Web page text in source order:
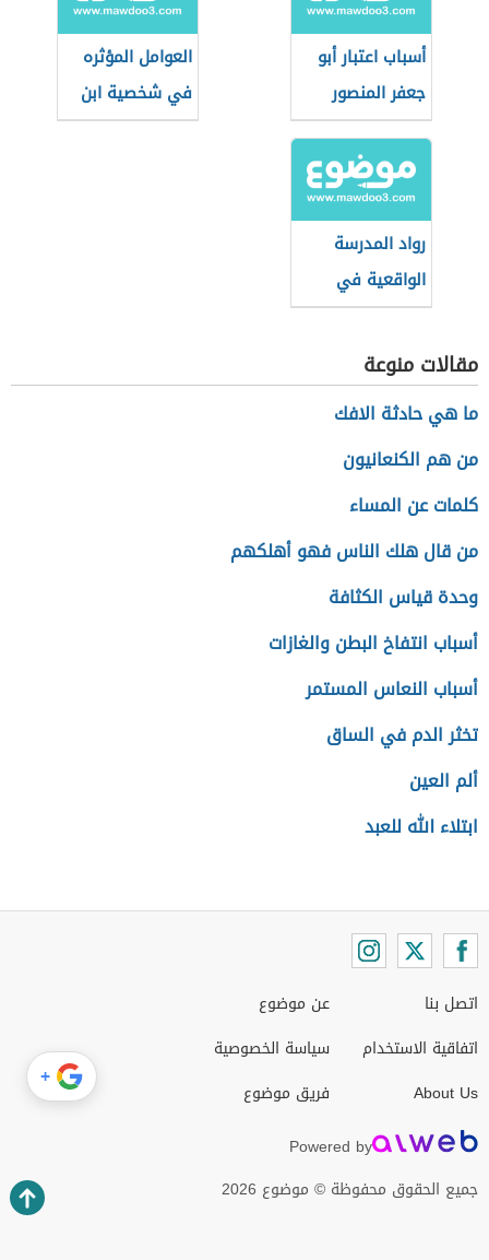
أسباب اعتبار أبو
جعفر المنصور
المؤسس
الحقيقي للدولة
العباسية
العوامل المؤثره
في شخصية ابن
الرومي
رواد المدرسة
الواقعية في
العلاقات الدولية
مقالات منوعة
ما هي حادثة الافك
من هم الكنعانيون
كلمات عن المساء
من قال هلك الناس فهو أهلكهم
وحدة قياس الكثافة
أسباب انتفاخ البطن والغازات
أسباب النعاس المستمر
تخثر الدم في الساق
ألم العين
ابتلاء الله للعبد
اتصل بنا
اتفاقية الاستخدام
About Us
عن موضوع
سياسة الخصوصية
فريق موضوع
Powered by
جميع الحقوق محفوظة © موضوع 2026
+